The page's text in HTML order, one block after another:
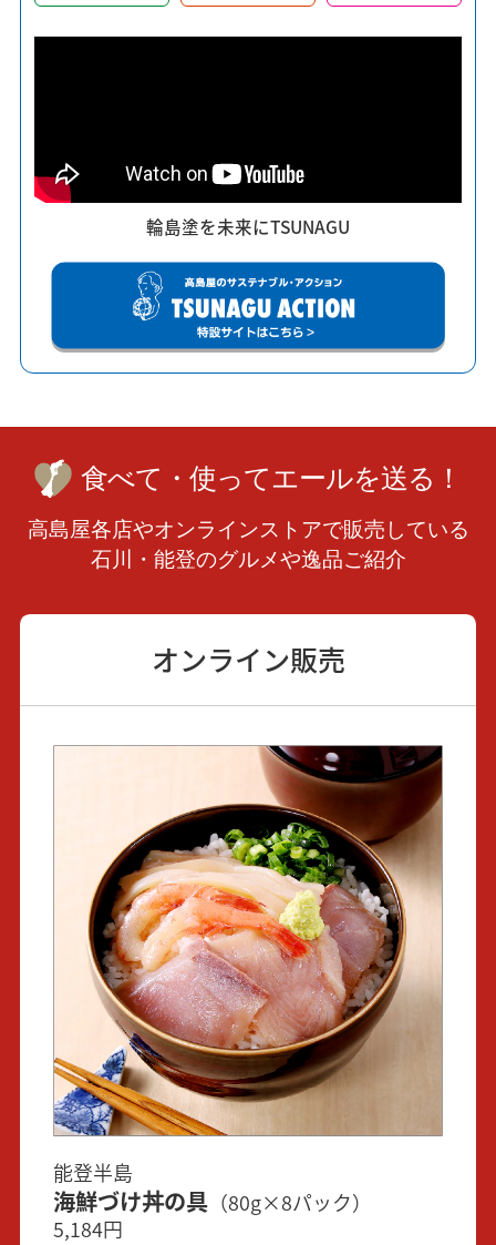
輪島塗を未来にTSUNAGU
食べて・使ってエールを送る！
高島屋各店やオンラインストアで販売している
石川・能登のグルメや逸品ご紹介
オンライン販売
能登半島
海鮮づけ丼の具（80g×8パック）
5,184円